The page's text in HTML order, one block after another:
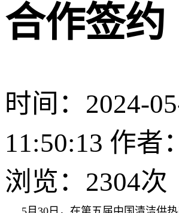
合作签约
时间：2024-
11:50:13 作者
浏览： 2304次